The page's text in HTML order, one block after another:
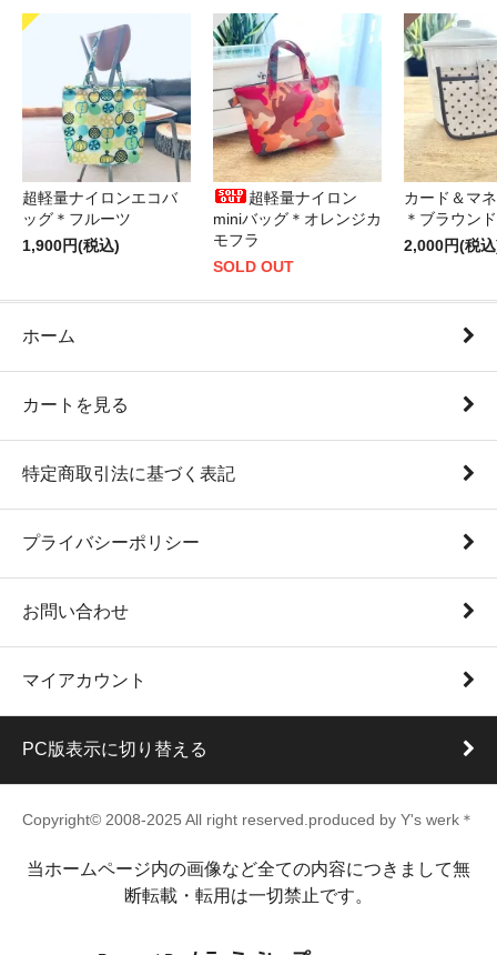
超軽量ナイロンエコバ
ッグ＊フルーツ
1,900円(税込)
超軽量ナイロン
miniバッグ＊オレンジカ
モフラ
SOLD OUT
カード＆マ
＊ブラウン
2,000円(税
ホーム
カートを見る
特定商取引法に基づく表記
プライバシーポリシー
お問い合わせ
マイアカウント
PC版表示に切り替える
Copyright© 2008-2025 All right reserved.produced by Y's werk＊
当ホームページ内の画像など全ての内容につきまして無
断転載・転用は一切禁止です。